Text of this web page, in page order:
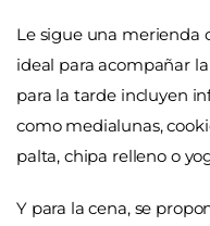
Le sigue una merienda
ideal para acompañar
para la tarde incluyen
como medialunas,
palta, chipa relleno o
Y para la cena, se